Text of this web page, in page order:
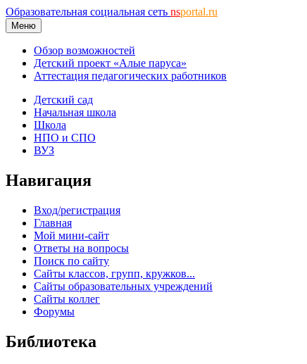
Образовательная социальная сеть nsportal.ru
Меню
Обзор возможностей
Детский проект «Алые паруса»
Аттестация педагогических работников
Детский сад
Начальная школа
Школа
НПО и СПО
ВУЗ
Навигация
Вход/регистрация
Главная
Мой мини-сайт
Ответы на вопросы
Поиск по сайту
Сайты классов, групп, кружков...
Сайты образовательных учреждений
Сайты коллег
Форумы
Библиотека